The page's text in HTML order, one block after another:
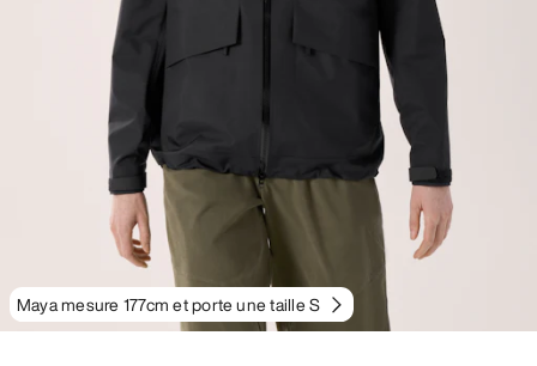
Maya mesure 177cm et porte une taille S